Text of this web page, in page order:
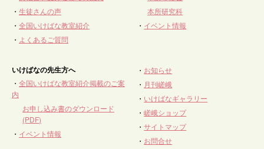
・ 生徒さんの声
・ 全国いけばな教室紹介
・ よくあるご質問
本所研究科
・ イベント情報
いけばなの先生方へ
・ 全国いけばな教室紹介掲載のご案
内
お申し込み書のダウンロード
(PDF)
・ イベント情報
・ お知らせ
・ 月刊嵯峨
・ いけばなギャラリー
・嵯峨ショップ
・サイトマップ
・ お問合せ